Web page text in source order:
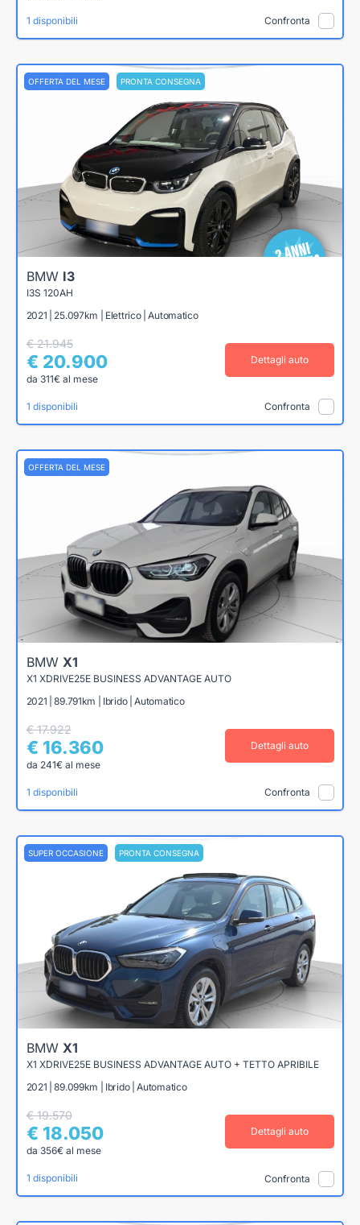
1 disponibili Confronta
OFFERTA DEL MESE PRONTA CONSEGNA
BMW I3
I3S 120AH
2021 | 25.097km | Elettrico | Automatico
€ 21.945
€ 20.900
da 311€ al mese
Dettagli auto
1 disponibili Confronta
OFFERTA DEL MESE
BMW X1
X1 XDRIVE25E BUSINESS ADVANTAGE AUTO
2021 | 89.791km | Ibrido | Automatico
€ 17.922
€ 16.360
da 241€ al mese
Dettagli auto
1 disponibili Confronta
SUPER OCCASIONE PRONTA CONSEGNA
BMW X1
X1 XDRIVE25E BUSINESS ADVANTAGE AUTO + TETTO APRIBILE
2021 | 89.099km | Ibrido | Automatico
€ 19.570
€ 18.050
da 356€ al mese
Dettagli auto
1 disponibili Confronta